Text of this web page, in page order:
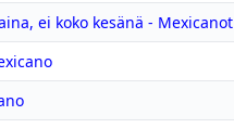
ei koko kesänä - Mexicanot